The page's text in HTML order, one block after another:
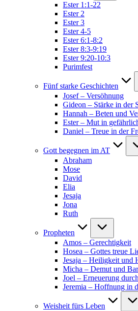
Ester 1:1-22
Ester 2
Ester 3
Ester 4-5
Ester 6:1-8:2
Ester 8:3-9:19
Ester 9:20-10:3
Purimfest
Fünf starke Geschichten
Josef – Versöhnung
Gideon – Stärke in der
Hannah – Beten und
Ester – Mut in
Daniel – Treue in der
Gott begegnen im AT
Abraham
Mose
David
Elia
Jesaja
Jona
Ruth
Propheten
Amos – Gerechtigkeit
Hosea – Gottes treue
Jesaja – Heiligkeit und
Micha – Demut und
Joel – Erneuerung
Jeremia – Hoffnung in
Weisheit fürs Leben